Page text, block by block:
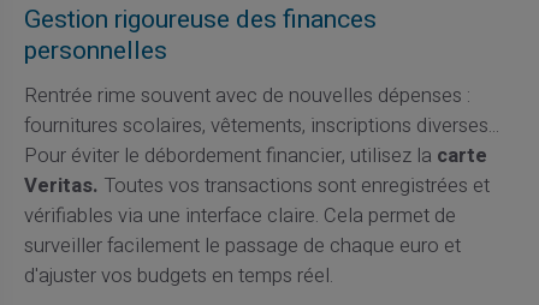
Gestion rigoureuse des finances
personnelles
Rentrée rime souvent avec de nouvelles dépenses :
fournitures scolaires, vêtements, inscriptions diverses...
Pour éviter le débordement financier, utilisez la carte
Veritas. Toutes vos transactions sont enregistrées et
vérifiables via une interface claire. Cela permet de
surveiller facilement le passage de chaque euro et
d'ajuster vos budgets en temps réel.